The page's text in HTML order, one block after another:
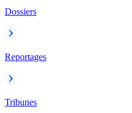
Dossiers
Reportages
Tribunes